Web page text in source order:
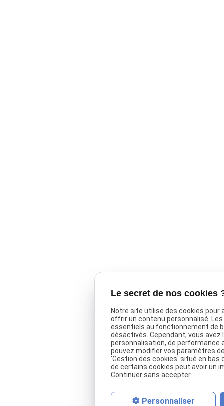
Le secret de nos cookies
Notre site utilise des cookies pour
offrir un contenu personnalisé.
essentiels au fonctionnement de
désactivés. Cependant, vous
personnalisation, de performance
pouvez modifier vos paramètres
'Gestion des cookies' situé en bas
de certains cookies peut avoir un
Continuer sans accepter
Personnaliser